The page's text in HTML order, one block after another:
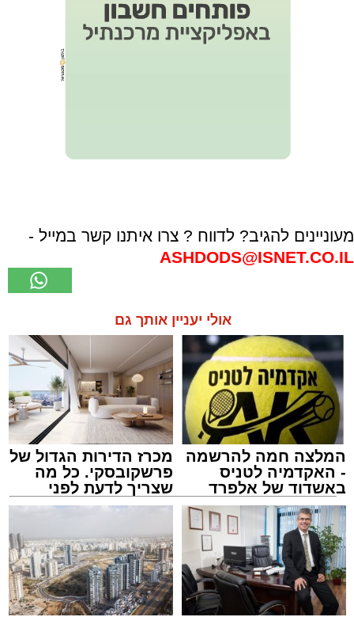
מעוניינים להגיב? לדווח ? צרו איתנו קשר במייל -
ASHDODS@ISNET.CO.IL
אולי יעניין אותך גם
המלצה חמה להרשמה
- האקדמיה לטניס
באשדוד של אלפרד
קריאולנסקי - לילדים
מכרז הדירות הגדול של
פרשקובסקי. כל מה
שצריך לדעת לפני
שמגישים הצעה לדירה